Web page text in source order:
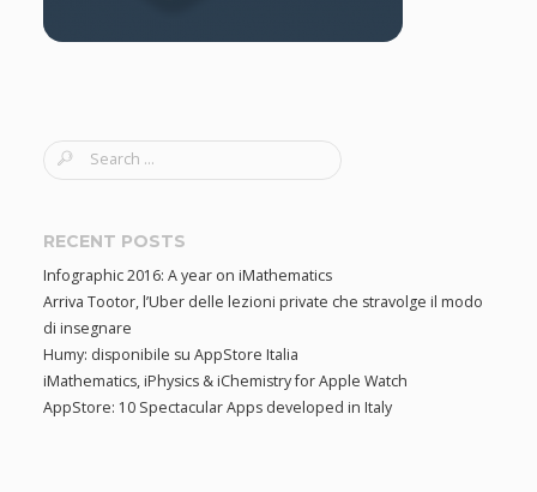
a
i
o
n
S
r
h
f
o
r
:
RECENT POSTS
Infographic 2016: A year on iMathematics
Arriva Tootor, l’Uber delle lezioni private che stravolge il modo
di insegnare
Humy: disponibile su AppStore Italia
iMathematics, iPhysics & iChemistry for Apple Watch
AppStore: 10 Spectacular Apps developed in Italy